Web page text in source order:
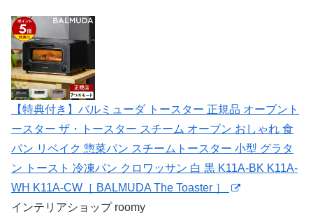
【特典付き】バルミューダ トースター 正規品 オーブント
ースター ザ・トースター スチーム オーブン おしゃれ 食
パン リベイク 惣菜パン スチームトースター 小型 グラタ
ン トースト 冷凍パン クロワッサン 白 黒 K11A-BK K11A-
WH K11A-CW［ BALMUDA The Toaster ］
インテリアショップ roomy